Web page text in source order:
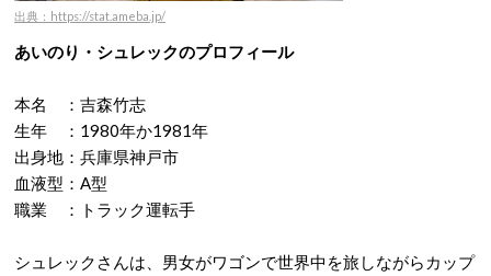
出典：https://stat.ameba.jp/
あいのり・シュレックのプロフィール
本名 ：吉森竹志
生年 ：1980年か1981年
出身地：兵庫県神戸市
血液型：A型
職業 ：トラック運転手
シュレックさんは、男女がワゴンで世界中を旅しながらカップ